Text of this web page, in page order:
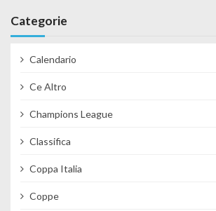
Categorie
Calendario
Ce Altro
Champions League
Classifica
Coppa Italia
Coppe